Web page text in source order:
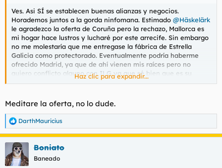
Ves. Asi SÍ se establecen buenas alianzas y negocios.
Horademos juntos a la gorda ninfomana. Estimado @Häskelärk
le agradezco la oferta de Coruña pero la rechazo, Mallorca es
mi hogar hace lustros y lucharé por este arrecife. Sin embargo
no me molestaría que me entregase la fábrica de Estrella
Galicia como protectorado. Eventualmente podría haberme
ofrecido Madrid, ya que de ahí vienen mis raíces pero no
quiero conflicto alguno con ILG ya que sé bien que es su
feudo.
Por suerte las intenciones de @ARKAN
pierden un poco las formas.
Haz clic para expandir...
Meditare la oferta, no lo dude.
R
e
a
c
i
DarthMauricius
Boniato
Baneado